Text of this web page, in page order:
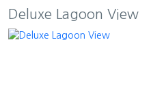
Deluxe Lagoon View